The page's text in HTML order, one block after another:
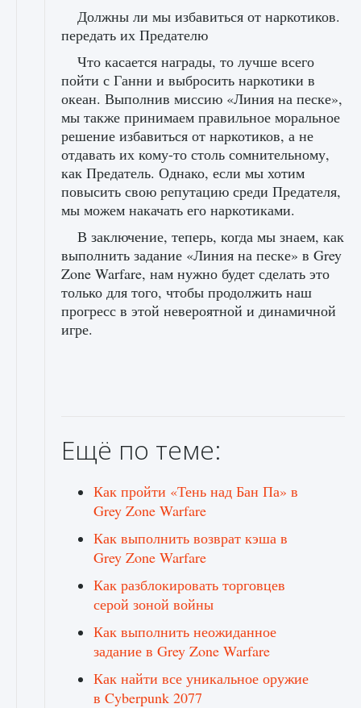
Должны ли мы избавиться от наркотиков.
передать их Предателю
Что касается награды, то лучше всего
пойти с Ганни и выбросить наркотики в
океан. Выполнив миссию «Линия на песке»,
мы также принимаем правильное моральное
решение избавиться от наркотиков, а не
отдавать их кому-то столь сомнительному,
как Предатель. Однако, если мы хотим
повысить свою репутацию среди Предателя,
мы можем накачать его наркотиками.
В заключение, теперь, когда мы знаем, как
выполнить задание «Линия на песке» в Grey
Zone Warfare, нам нужно будет сделать это
только для того, чтобы продолжить наш
прогресс в этой невероятной и динамичной
игре.
Ещё по теме:
Как пройти «Тень над Бан Па» в
Grey Zone Warfare
Как выполнить возврат кэша в
Grey Zone Warfare
Как разблокировать торговцев
серой зоной войны
Как выполнить неожиданное
задание в Grey Zone Warfare
Как найти все уникальное оружие
в Cyberpunk 2077